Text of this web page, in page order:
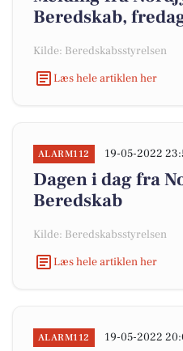
Beredskab,
Kilde: Beredskabsstyrelsen
Læs hele artiklen her
ALARM112 19-05-2022
Dagen i dag fra
Beredskab
Kilde: Beredskabsstyrelsen
Læs hele artiklen her
ALARM112 19-05-2022